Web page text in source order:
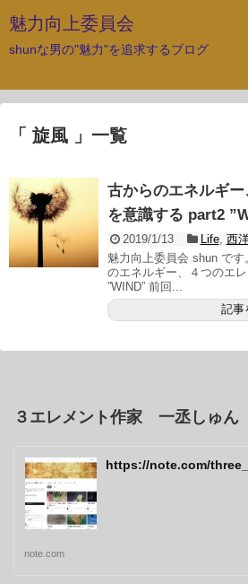
魅力向上委員会
shunな男の"魅力"を追求するブログ
「 旋風 」一覧
古からのエネルギ
を意識する part2
2019/1/13 Life, 西
魅力向上委員会 shun で
のエネルギー、４つのエ
”WIND” 前回...
記事
３エレメント作家 一丞しゅん
https://note.com/
note.com